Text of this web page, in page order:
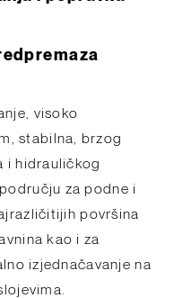
visoko
stabilna, brzog
i hidrauličkog
za podne i
površina
kao i za
izjednačavanje na